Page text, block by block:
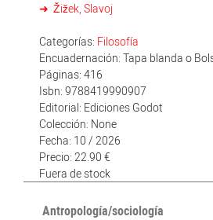
Žižek, Slavoj
Categorías: Filosofía
Encuadernación: Tapa blanda o
Páginas: 416
Isbn: 9788419990907
Editorial: Ediciones Godot
Colección: None
Fecha: 10 / 2026
Precio: 22.90 €
Fuera de stock
Antropología/sociología